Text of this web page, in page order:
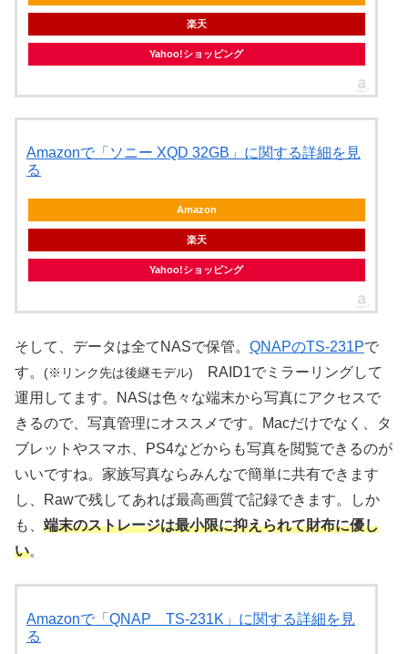
楽天
Yahoo!ショッピング
Amazonで「ソニー XQD 32GB」に関する詳細を見
る
Amazon
楽天
Yahoo!ショッピング
そして、データは全てNASで保管。 QNAPのTS-231Pで
す。 (※リンク先は後継モデル) RAID1でミラーリングして
運用してます。NASは色々な端末から写真にアクセスで
きるので、写真管理にオススメです。Macだけでなく、タ
ブレットやスマホ、PS4などからも写真を閲覧できるのが
いいですね。家族写真ならみんなで簡単に共有できます
し、Rawで残してあれば最高画質で記録できます。しか
も、 端末のストレージは最小限に抑えられて財布に優し
い。
Amazonで「QNAP TS-231K」に関する詳細を見
る